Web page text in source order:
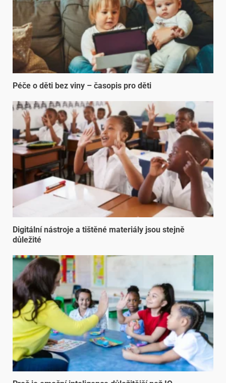
Péče o děti bez viny – časopis pro děti
Digitální nástroje a tištěné materiály jsou stejně
důležité